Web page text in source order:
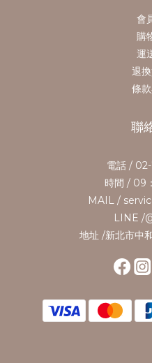
會
購
運
退
條
聯
電話 /
時間 / 09
MAIL /
LINE /
地址 /新北市中